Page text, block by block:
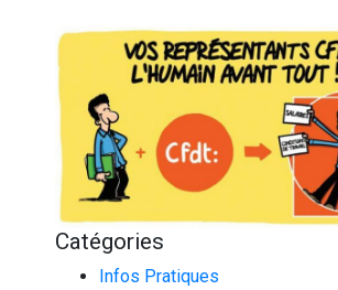
Catégories
Infos Pratiques